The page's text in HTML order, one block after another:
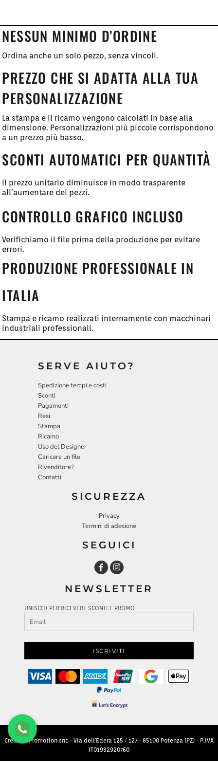
NESSUN MINIMO D’ORDINE
Ordina anche un solo pezzo, senza vincoli.
PREZZO CHE SI ADATTA ALLA TUA
PERSONALIZZAZIONE
La stampa e il ricamo vengono calcolati in base alla
dimensione. Personalizzazioni più piccole corrispondono
a un prezzo più basso.
SCONTI AUTOMATICI PER QUANTITÀ
Il prezzo unitario diminuisce in modo trasparente
all’aumentare dei pezzi.
CONTROLLO GRAFICO INCLUSO
Verifichiamo il file prima della produzione per evitare
errori.
PRODUZIONE PROFESSIONALE IN
ITALIA
Stampa e ricamo realizzati internamente con macchinari
industriali professionali.
SERVE AIUTO?
Spedizione tempi e costi
Sconti
Pagamenti
Resi
Stampa
Ricamo
Uso del Designer
Caricare un file
Rivenditore?
Contatti
SICUREZZA
Privacy
Termini di adesione
SEGUICI
NEWSLETTER
UNISCITI PER RICEVERE SCONTI E PROMO
ISCRIVITI
Creative Promotion snc - Via dell'Edera 125 / 127 - 85100 Potenza (PZ) - P.IVA
IT01932920760